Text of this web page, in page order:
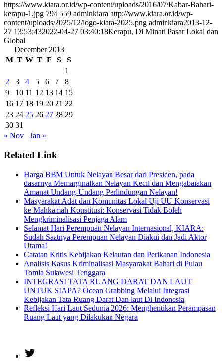
https://www.kiara.or.id/wp-content/uploads/2016/07/Kabar-Bahari-
kerapu-1.jpg 794 559 adminkiara http://www.kiara.or.id/wp-
content/uploads/2025/12/logo-kiara-2025.png adminkiara2013-12-
27 13:53:432022-04-27 03:40:18Kerapu, Di Minati Pasar Lokal dan
Global
December 2013
M T W T F S
S
1
2
3 4 5 6 7
8
9
10 11 12 13 14 15
16 17 18 19 20 21 22
23 24 25 26 27 28 29
30 31
« Nov
Jan »
Related Link
Harga BBM Untuk Nelayan Besar dari Presiden, pada
dasarnya Memarginalkan Nelayan Kecil dan Mengabaiakan
Amanat Undang-Undang Perlindungan Nelayan!
Masyarakat Adat dan Komunitas Lokal Uji UU Konservasi
ke Mahkamah Konstitusi: Konservasi Tidak Boleh
Mengkriminalisasi Penjaga Alam
Selamat Hari Perempuan Nelayan Internasional, KIARA:
Sudah Saatnya Perempuan Nelayan Diakui dan Jadi Aktor
Utama!
Catatan Kritis Kebijakan Kelautan dan Perikanan Indonesia
Analisis Kasus Kriminalisasi Masyarakat Bahari di Pulau
Tomia Sulawesi Tenggara
INTEGRASI TATA RUANG DARAT DAN LAUT
UNTUK SIAPA? Ocean Grabbing Melalui Integrasi
Kebijakan Tata Ruang Darat Dan laut Di Indonesia
Refleksi Hari Laut Sedunia 2026: Menghentikan Perampasan
Ruang Laut yang Dilakukan Negara